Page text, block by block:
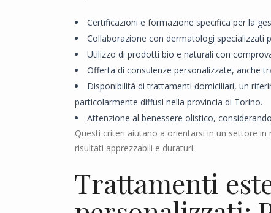
Certificazioni e formazione specifica per la
Collaborazione con dermatologi specializzati
Utilizzo di prodotti bio e naturali con
Offerta di consulenze personalizzate, anche
Disponibilità di trattamenti domiciliari, un
particolarmente diffusi nella provincia di Torino.
Attenzione al benessere olistico,
Questi criteri aiutano a orientarsi in un settore
risultati apprezzabili e duraturi.
Trattamenti